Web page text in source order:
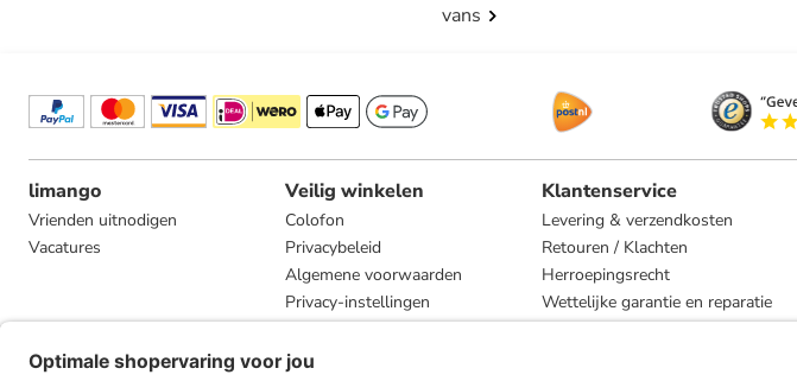
vans
limango
Vrienden uitnodigen
Vacatures
Veilig winkelen
Colofon
Privacybeleid
Algemene voorwaarden
Privacy-instellingen
Compliance
Klantenservice
Levering & verzendkosten
Retouren / Klachten
Herroepingsrecht
Wettelijke garantie en reparatie